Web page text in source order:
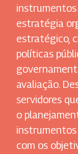
instrumentos
estratégia
estratégico,
políticas
avaliação.
servidores
o
instrumentos
com os